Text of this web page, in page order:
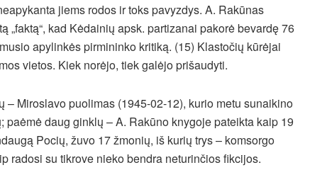
jiems rodos ir toks pavyzdys. A. Rakūnas
„faktą“, kad Kėdainių apsk. partizanai pakorė bevardę 76
apylinkės pirmininko kritiką. (15) Klastočių kūrėjai
vietos. Kiek norėjo, tiek galėjo prišaudyti.
Miroslavo puolimas (1945-02-12), kurio metu sunaikino
paėmė daug ginklų – A. Rakūno knygoje pateikta kaip 19
Pocių, žuvo 17 žmonių, iš kurių trys – komsorgo
radosi su tikrove nieko bendra neturinčios fikcijos.